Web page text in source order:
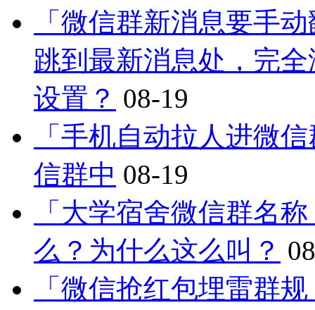
「微信群新消息要手
跳到最新消息处，完
设置？ 08-19
「手机自动拉人进微
信群中 08-19
「大学宿舍微信群名
么？为什么这么叫？
「微信抢红包埋雷群